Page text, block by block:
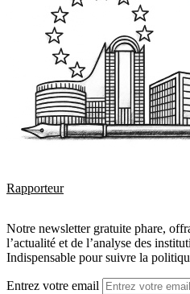
Rapporteur
Notre newsletter gratuite phare,
l’actualité et de l’analyse des
Indispensable pour suivre la
Entrez votre email